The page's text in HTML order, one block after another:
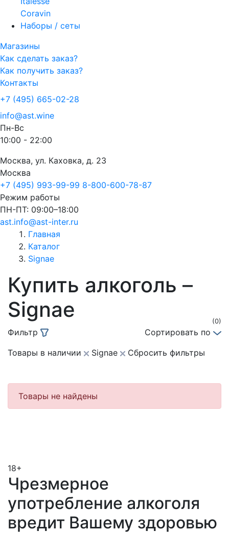
Coravin
Наборы / сеты
Магазины
Как сделать заказ?
Как получить заказ?
Контакты
+7 (495) 665-02-28
info@ast.wine
Пн-Вс
10:00 - 22:00
Москва, ул. Каховка, д. 23
Москва
+7 (495) 993-99-99 8-800-600-78-87
Режим работы
ПН-ПТ: 09:00–18:00
ast.info@ast-inter.ru
Главная
Каталог
Signae
Купить алкоголь –
Signae
(0)
Фильтр
Сортировать по
Товары в наличии
Signae Сбросить фильтры
Товары не найдены
18+
Чрезмерное
употребление алкоголя
вредит Вашему здоровью